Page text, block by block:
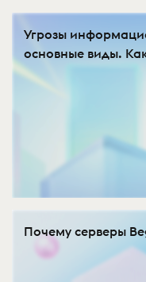
Угрозы
основные виды.
Почему серверы